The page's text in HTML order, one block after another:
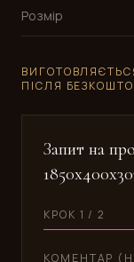
Розмір
ПІСЛЯ
Запит на
КРОК 1 / 2
КОМЕНТАР